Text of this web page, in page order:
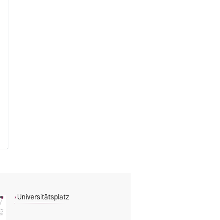
Universitätsplatz